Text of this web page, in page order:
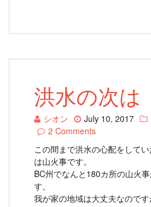
洪水の次は
シオン July 10, 2017
2 Comments
この間まで洪水の心配をして
は山火事です。
BC州でなんと180カ所の山火
す。
我が家の地域は大丈夫なので